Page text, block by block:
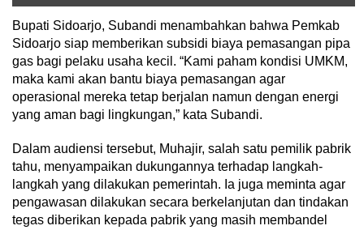
Bupati Sidoarjo, Subandi menambahkan bahwa Pemkab
Sidoarjo siap memberikan subsidi biaya pemasangan pipa
gas bagi pelaku usaha kecil. “Kami paham kondisi UMKM,
maka kami akan bantu biaya pemasangan agar
operasional mereka tetap berjalan namun dengan energi
yang aman bagi lingkungan,” kata Subandi.
Dalam audiensi tersebut, Muhajir, salah satu pemilik pabrik
tahu, menyampaikan dukungannya terhadap langkah-
langkah yang dilakukan pemerintah. Ia juga meminta agar
pengawasan dilakukan secara berkelanjutan dan tindakan
tegas diberikan kepada pabrik yang masih membandel